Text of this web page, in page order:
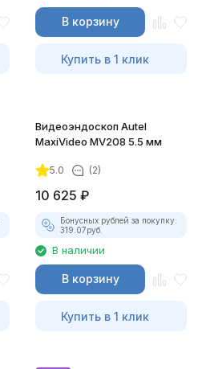
В корзину
Купить в 1 клик
Видеоэндоскоп Autel
MaxiVideo MV208 5.5 мм
5.0 (2)
10 625 ₽
Бонусных рублей за покупку:
319.07руб.
В наличии
В корзину
Купить в 1 клик